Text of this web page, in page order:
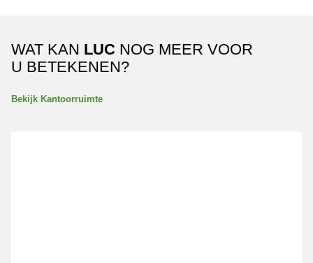
WAT KAN LUC NOG MEER VOOR
U BETEKENEN?
Bekijk Kantoorruimte